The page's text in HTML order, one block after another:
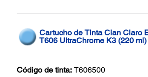
Cartucho de Tinta Cian Claro
T606 UltraChrome K3 (220 ml)
Código de tinta: T606500